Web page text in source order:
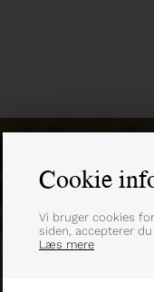
Cookie
Vi bruger cookies
siden, accepterer
Læs mere